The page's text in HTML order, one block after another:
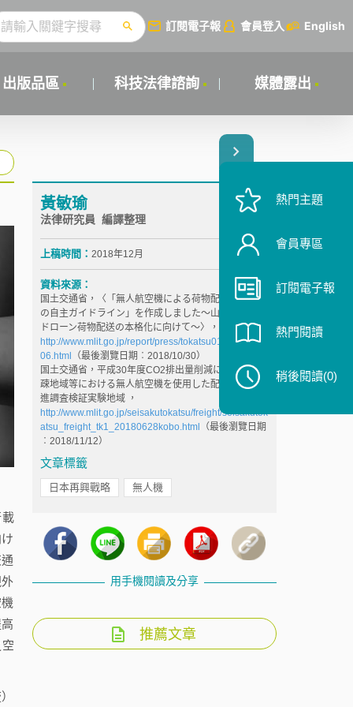
訂閱電子報 會員登入 English
出版品區 科技法律諮詢 媒體露出
黃敏瑜
法律研究員 編譯整理
上稿時間： 2018年12月
資料來源：
国土交通省，〈「無人航空機による荷物配送を行う際
の自主ガイドライン」を作成しました～山間部等での
ドローン荷物配送の本格化に向けて～〉，
http://www.mlit.go.jp/report/press/tokatsu01_hh_0004
06.html
（最後瀏覽日期︰2018/10/30）
国土交通省，平成30年度CO2排出量削減に資する過
疎地域等における無人航空機を使用した配送実用化推
進調査検証実験地域 ，
http://www.mlit.go.jp/seisakutokatsu/freight/seisakutok
atsu_freight_tk1_20180628kobo.html
（最後瀏覽日期
︰2018/11/12）
文章標籤
日本再興戰略 無人機
用手機閱讀及分享
推薦文章
熱門主題
會員專區
訂閱電子報
熱門閱讀
稍後閱讀(0)